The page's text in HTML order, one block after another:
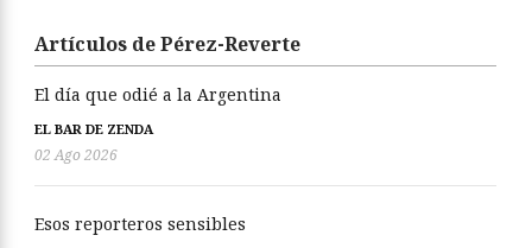
Artículos de Pérez-Reverte
El día que odié a la Argentina
EL BAR DE ZENDA
02 Ago 2026
Esos reporteros sensibles